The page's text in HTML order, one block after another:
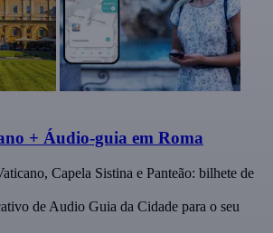
+ Áudio-guia em Roma
Capela Sistina e Panteão: bilhete de
de Audio Guia da Cidade para o seu